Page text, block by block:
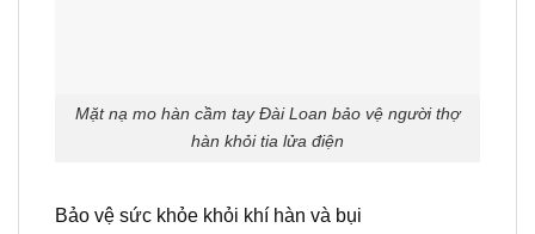
Mặt nạ mo hàn cầm tay Đài Loan bảo vệ người thợ
hàn khỏi tia lửa điện
Bảo vệ sức khỏe khỏi khí hàn và bụi